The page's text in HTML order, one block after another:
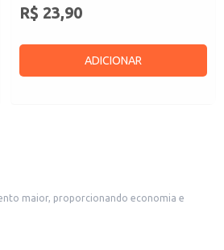
R$ 23,90
ADICIONAR
maior, proporcionando economia e